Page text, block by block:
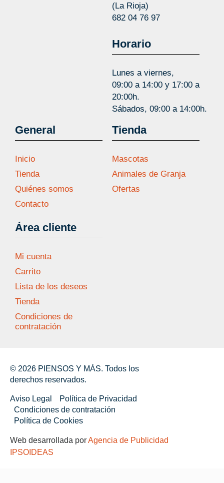
(La Rioja)
682 04 76 97
Horario
Lunes a viernes,
09:00 a 14:00 y 17:00 a
20:00h.
Sábados, 09:00 a 14:00h.
General
Inicio
Tienda
Quiénes somos
Contacto
Área cliente
Mi cuenta
Carrito
Lista de los deseos
Tienda
Condiciones de
contratación
Tienda
Mascotas
Animales de Granja
Ofertas
© 2026 PIENSOS Y MÁS. Todos los
derechos reservados.
Aviso Legal
Política de Privacidad
Condiciones de contratación
Política de Cookies
Web desarrollada porAgencia de Publicidad
IPSOIDEAS